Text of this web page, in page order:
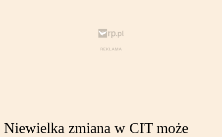
Niewielka zmiana w CIT może